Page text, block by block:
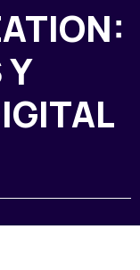
o